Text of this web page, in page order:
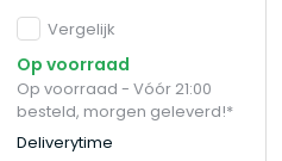
Vergelijk
Op voorraad
Op voorraad - Vóór 21:00
besteld, morgen geleverd!*
Deliverytime